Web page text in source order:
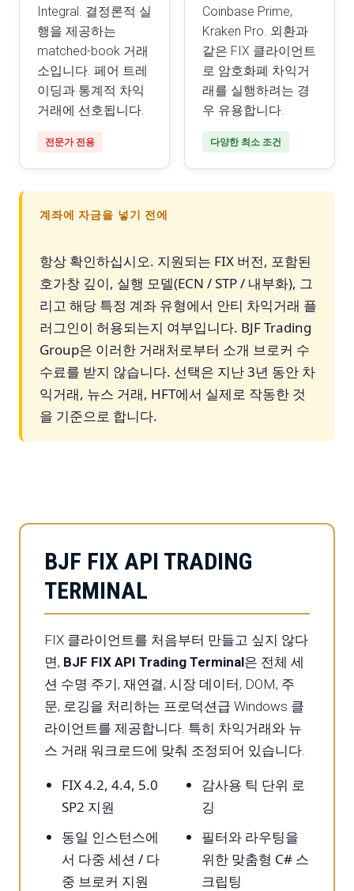
Integral. 결정론적 실
행을 제공하는
matched-book 거래
소입니다. 페어 트레
이딩과 통계적 차익
거래에 선호됩니다.
전문가 전용
Coinbase Prime,
Kraken Pro. 외환과
같은 FIX 클라이언트
로 암호화폐 차익거
래를 실행하려는 경
우 유용합니다.
다양한 최소 조건
계좌에 자금을 넣기 전에
항상 확인하십시오. 지원되는 FIX 버전, 포함된
호가창 깊이, 실행 모델(ECN / STP / 내부화), 그
리고 해당 특정 계좌 유형에서 안티 차익거래 플
러그인이 허용되는지 여부입니다. BJF Trading
Group은 이러한 거래처로부터 소개 브로커 수
수료를 받지 않습니다. 선택은 지난 3년 동안 차
익거래, 뉴스 거래, HFT에서 실제로 작동한 것
을 기준으로 합니다.
BJF FIX API TRADING
TERMINAL
FIX 클라이언트를 처음부터 만들고 싶지 않다
면, BJF FIX API Trading Terminal은 전체 세
션 수명 주기, 재연결, 시장 데이터, DOM, 주
문, 로깅을 처리하는 프로덕션급 Windows 클
라이언트를 제공합니다. 특히 차익거래와 뉴
스 거래 워크로드에 맞춰 조정되어 있습니다.
FIX 4.2, 4.4, 5.0
SP2 지원
동일 인스턴스에
서 다중 세션 / 다
중 브로커 지원
감사용 틱 단위 로
깅
필터와 라우팅을
위한 맞춤형 C# 스
크립팅